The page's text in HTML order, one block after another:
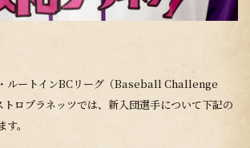
ルートインBCリーグ（Baseball Challenge
ロプラネッツでは、新入団選手について下記の
。